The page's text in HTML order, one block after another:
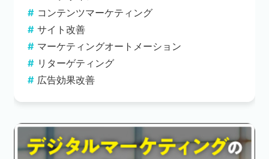
コンテンツマーケティング
サイト改善
マーケティングオートメーション
リターゲティング
広告効果改善